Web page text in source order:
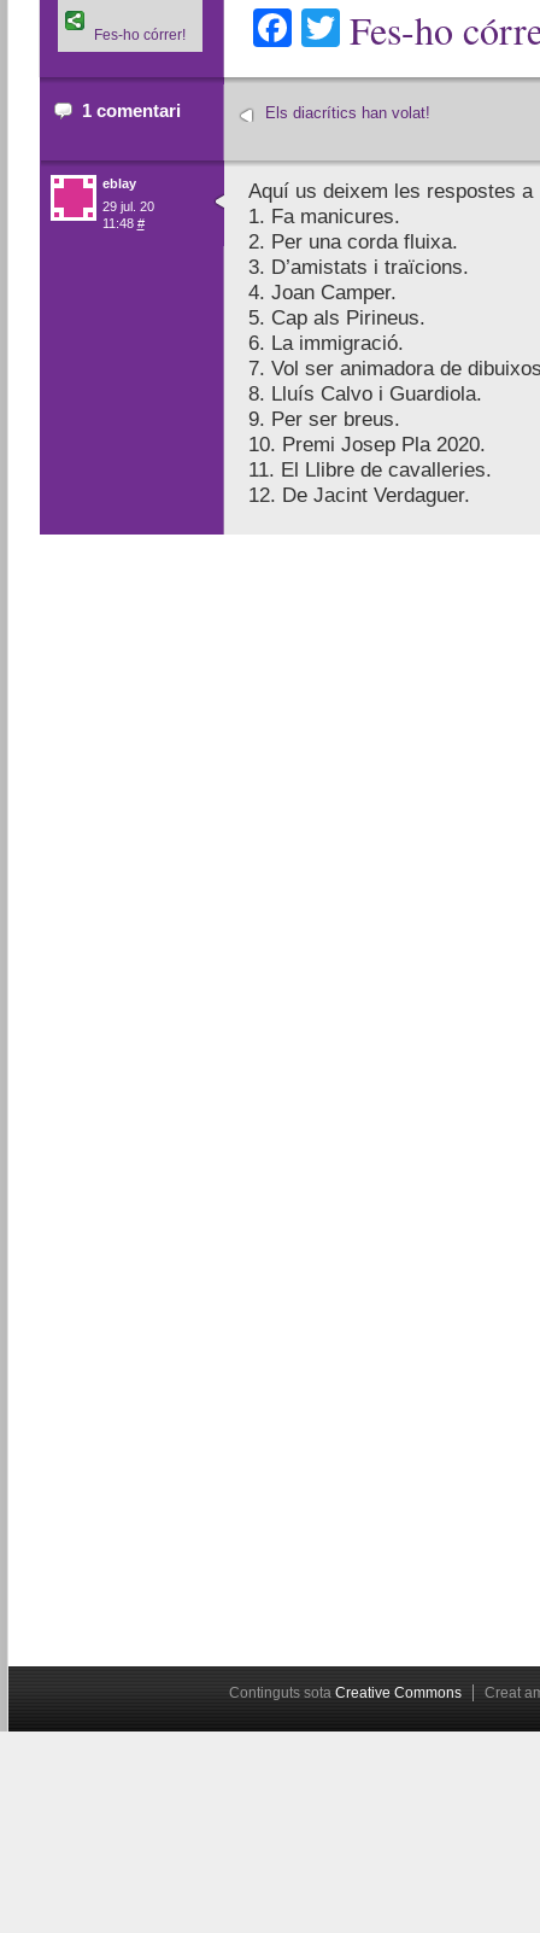
Facebook
Twitter
Fes-ho
Fes-ho córrer!
1 comentari Els diacrítics han volat!
eblay
29 jul. 20
11:48 #
Aquí us deixem les respostes a
1. Fa manicures.
2. Per una corda fluixa.
3. D’amistats i traïcions.
4. Joan Camper.
5. Cap als Pirineus.
6. La immigració.
7. Vol ser animadora de
8. Lluís Calvo i Guardiola.
9. Per ser breus.
10. Premi Josep Pla 2020.
11. El Llibre de cavalleries.
12. De Jacint Verdaguer.
Continguts sota Creative Commons Creat